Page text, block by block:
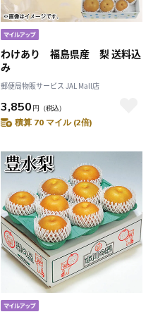
わけあり 福島県産 梨 送料込
み
郵便局物販サービス JAL Mall店
3,850 円 （税込）
積算 70 マイル (2倍)